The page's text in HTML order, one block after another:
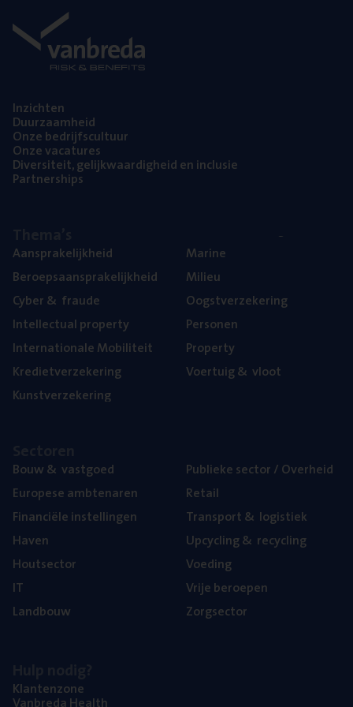
Inzich­ten
Duur­zaam­heid
Onze bedrijfs­cul­tuur
Onze vaca­tu­res
Diver­si­teit, gelijk­waar­dig­heid en inclusie
Part­ner­ships
Aan­spra­ke­lijk­heid
Beroeps­aan­spra­ke­lijk­heid
Cyber& fraude
Intel­lec­tu­al property
Inter­na­ti­o­na­le Mobiliteit
Kre­diet­ver­ze­ke­ring
Kunst­ver­ze­ke­ring
Mari­ne
Mili­eu
Oogst­ver­ze­ke­ring
Per­so­nen
Pro­per­ty
Voer­tuig& vloot
Bouw& vastgoed
Euro­pe­se ambtenaren
Finan­ci­ë­le instellingen
Haven
Hout­sec­tor
IT
Land­bouw
Publie­ke sec­tor / Overheid
Retail
Trans­port& logistiek
Upcy­cling& recycling
Voe­ding
Vrije beroe­pen
Zorg­sec­tor
Klan­ten­zo­ne
Van­b­re­da Health